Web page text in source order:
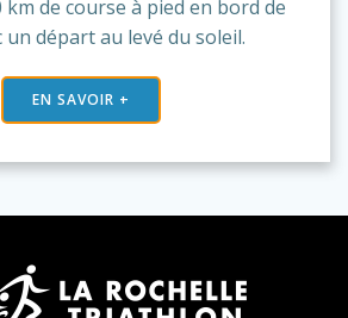
de course à pied en bord de
un départ au levé du soleil.
EN SAVOIR +